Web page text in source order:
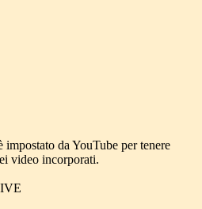
impostato da YouTube per tenere
video incorporati.